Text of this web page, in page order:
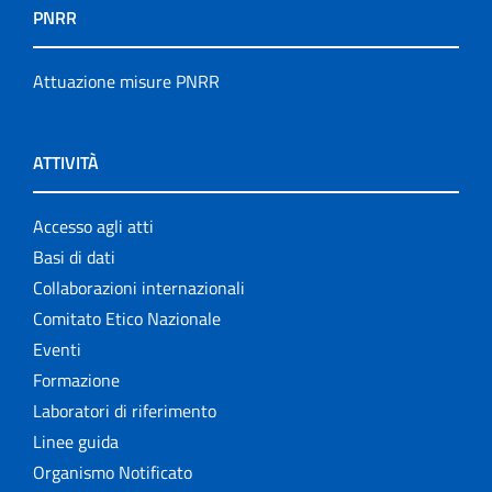
PNRR
Attuazione misure PNRR
ATTIVITÀ
Accesso agli atti
Basi di dati
Collaborazioni internazionali
Comitato Etico Nazionale
Eventi
Formazione
Laboratori di riferimento
Linee guida
Organismo Notificato